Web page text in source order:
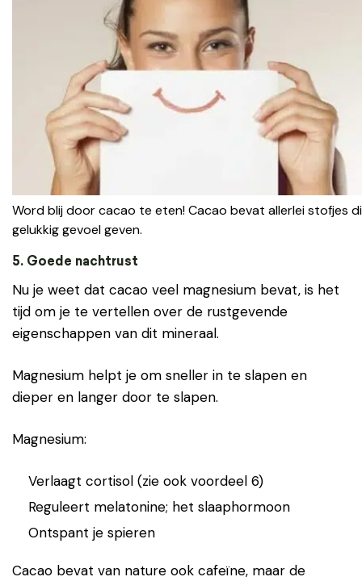
Word blij door cacao te eten! Cacao bevat allerlei stofjes
gelukkig gevoel geven.
5. Goede nachtrust
Nu je weet dat cacao veel magnesium bevat, is het
tijd om je te vertellen over de rustgevende
eigenschappen van dit mineraal.
Magnesium helpt je om sneller in te slapen en
dieper en langer door te slapen.
Magnesium:
Verlaagt cortisol (zie ook voordeel 6)
Reguleert melatonine; het slaaphormoon
Ontspant je spieren
Cacao bevat van nature ook cafeïne, maar de